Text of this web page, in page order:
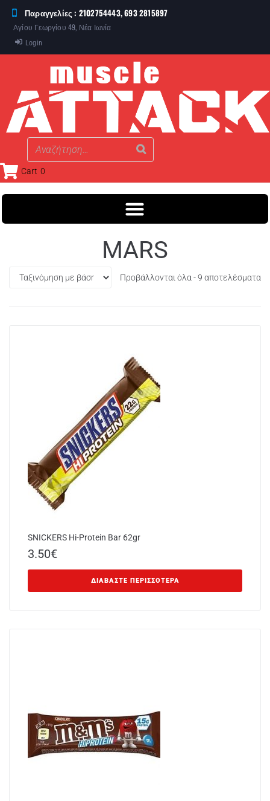
Παραγγελίες : 2102754443, 693 2815897
Αγίου Γεωργίου 49, Νέα Ιωνία
Login
Cart 0
MARS
Προβάλλονται όλα - 9 αποτελέσματα
SNICKERS Hi-Protein Bar 62gr
3.50€
ΔΙΑΒΆΣΤΕ ΠΕΡΙΣΣΌΤΕΡΑ